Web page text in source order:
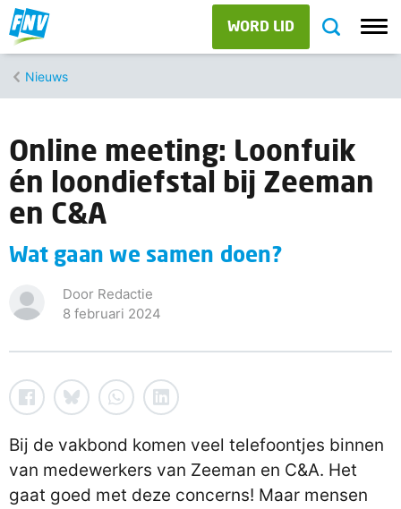
WORD LID
Nieuws
Online meeting: Loonfuik
én loondiefstal bij Zeeman
en C&A
Wat gaan we samen doen?
Door Redactie
8 februari 2024
Bij de vakbond komen veel telefoontjes binnen
van medewerkers van Zeeman en C&A. Het
gaat goed met deze concerns! Maar mensen